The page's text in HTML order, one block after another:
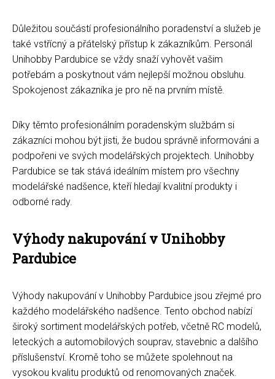
Důležitou součástí profesionálního poradenství a služeb je
také vstřícný a přátelský přístup k zákazníkům. Personál
Unihobby Pardubice se vždy snaží vyhovět vašim
potřebám a poskytnout vám nejlepší možnou obsluhu.
Spokojenost zákazníka je pro ně na prvním místě.
Díky těmto profesionálním poradenským službám si
zákazníci mohou být jisti, že budou správně informováni a
podpořeni ve svých modelářských projektech. Unihobby
Pardubice se tak stává ideálním místem pro všechny
modelářské nadšence, kteří hledají kvalitní produkty i
odborné rady.
Výhody nakupování v Unihobby
Pardubice
Výhody nakupování v Unihobby Pardubice jsou zřejmé pro
každého modelářského nadšence. Tento obchod nabízí
široký sortiment modelářských potřeb, včetně RC modelů,
leteckých a automobilových souprav, stavebnic a dalšího
příslušenství. Kromě toho se můžete spolehnout na
vysokou kvalitu produktů od renomovaných značek.